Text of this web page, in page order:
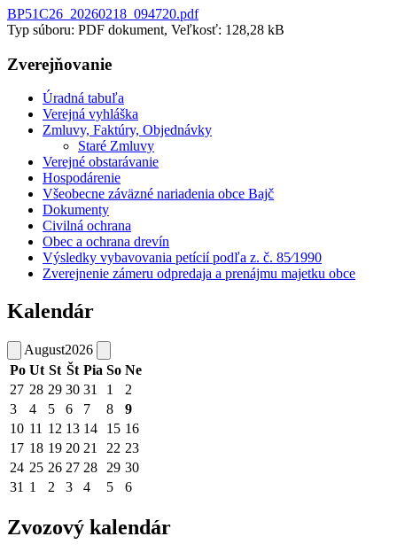
BP51C26_20260218_094720.pdf
Typ súboru: PDF dokument, Veľkosť: 128,28 kB
Zverejňovanie
Úradná tabuľa
Verejná vyhláška
Zmluvy, Faktúry, Objednávky
Staré Zmluvy
Verejné obstarávanie
Hospodárenie
Všeobecne záväzné nariadenia obce Bajč
Dokumenty
Civilná ochrana
Obec a ochrana drevín
Výsledky vybavovania petícií podľa z. č. 85⁄1990
Zverejnenie zámeru odpredaja a prenájmu majetku obce
Kalendár
August2026
Po Ut St Št Pia So Ne
27 28 29 30 31 1
2
3
4 5 6 7 8
9
10 11 12 13 14 15 16
17 18 19 20 21 22 23
24 25 26 27 28 29 30
31 1 2 3 4 5 6
Zvozový kalendár